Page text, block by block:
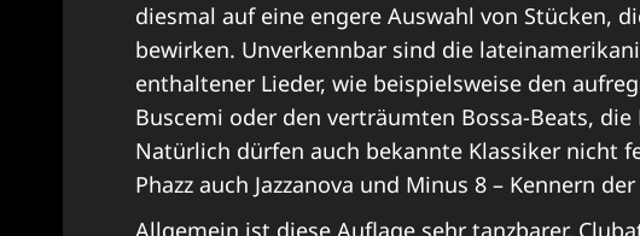
diesmal auf eine engere Auswahl von Stücken,
bewirken. Unverkennbar sind die
enthaltener Lieder, wie beispielsweise den
Buscemi oder den verträumten Bossa-Beats,
Natürlich dürfen auch bekannte Klassiker nicht
Phazz auch Jazzanova und Minus 8 – Kennern
Allgemein ist diese Auflage sehr tanzbarer,